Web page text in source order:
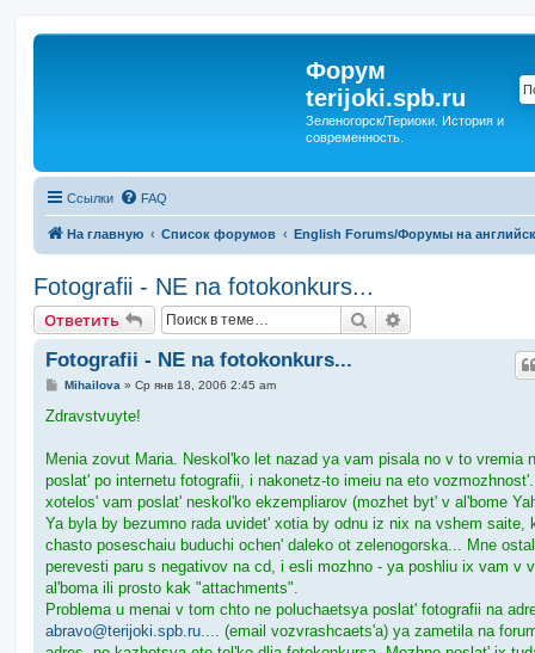
Форум
terijoki.spb.ru
Зеленогорск/Териоки. История и
современность.
Ссылки FAQ
На главную Список форумов English Forums/Форумы на
Fotografii - NE na fotokonkurs...
Ответить Поиск
Fotografii - NE na fotokonkurs...
С
о
е
и
е
Mihailova » Ср янв 18, 2006 2:45 am
Zdravstvuyte!
Menia zovut Maria. Neskol'ko let nazad ya vam pisala no v to vremia
poslat' po internetu fotografii, i nakonetz-to imeiu na eto
xotelos' vam poslat' neskol'ko ekzempliarov (mozhet byt' v al'bome
Ya byla by bezumno rada uvidet' xotia by odnu iz nix na vshem saite,
chasto poseschaiu buduchi ochen' daleko ot zelenogorska... Mne
perevesti paru s negativov na cd, i esli mozhno - ya poshliu ix vam v
al'boma ili prosto kak "attachments".
Problema u menai v tom chto ne poluchaetsya poslat' fotografii na
abravo@terijoki.spb.ru .... (email vozvrashcaets'a) ya zametila na